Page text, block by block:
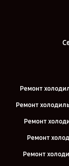
Ремонт
Ремонт
Ремонт
Ремонт
Ремонт